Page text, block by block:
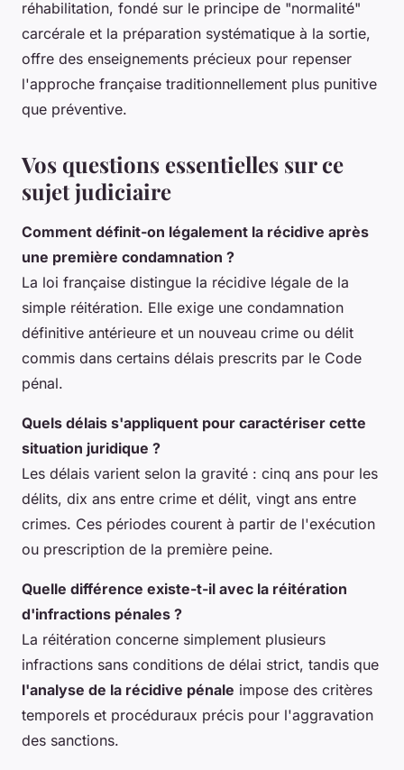
réhabilitation, fondé sur le principe de "normalité"
carcérale et la préparation systématique à la sortie,
offre des enseignements précieux pour repenser
l'approche française traditionnellement plus punitive
que préventive.
Vos questions essentielles sur ce
sujet judiciaire
Comment définit-on légalement la récidive après
une première condamnation ?
La loi française distingue la récidive légale de la
simple réitération. Elle exige une condamnation
définitive antérieure et un nouveau crime ou délit
commis dans certains délais prescrits par le Code
pénal.
Quels délais s'appliquent pour caractériser cette
situation juridique ?
Les délais varient selon la gravité : cinq ans pour les
délits, dix ans entre crime et délit, vingt ans entre
crimes. Ces périodes courent à partir de l'exécution
ou prescription de la première peine.
Quelle différence existe-t-il avec la réitération
d'infractions pénales ?
La réitération concerne simplement plusieurs
infractions sans conditions de délai strict, tandis que
l'analyse de la récidive pénale impose des critères
temporels et procéduraux précis pour l'aggravation
des sanctions.